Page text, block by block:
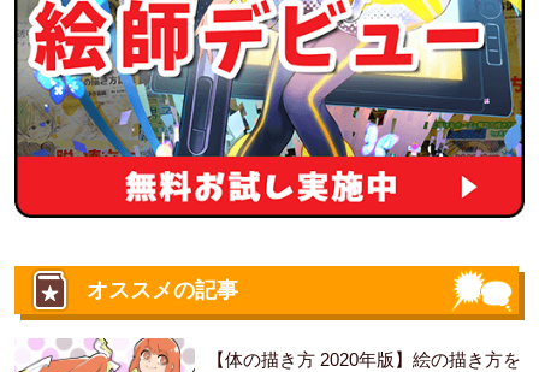
オススメの記事
【体の描き方 2020年版】絵の描き方を